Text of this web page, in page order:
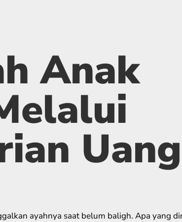
Anak
Uang
ayahnya saat belum baligh. Apa yang